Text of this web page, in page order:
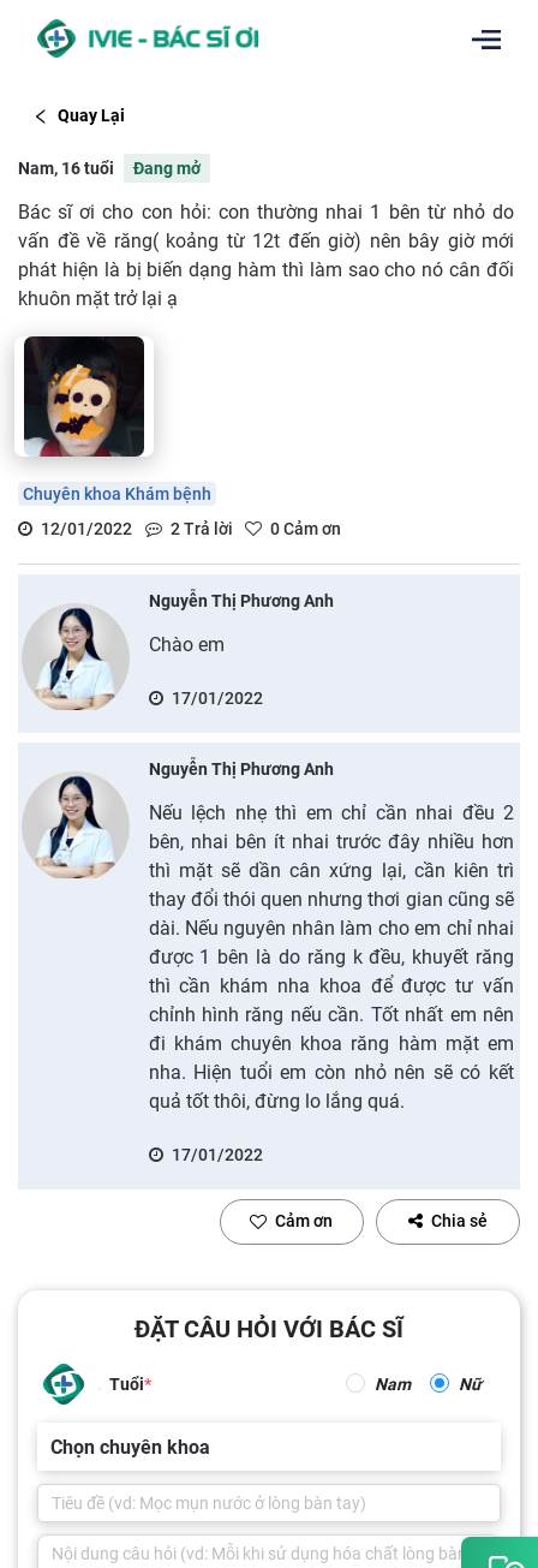
Quay Lại
Nam, 16 tuổi Đang mở
Bác sĩ ơi cho con hỏi: con thường nhai 1 bên từ nhỏ do
vấn đề về răng( koảng từ 12t đến giờ) nên bây giờ mới
phát hiện là bị biến dạng hàm thì làm sao cho nó cân đối
khuôn mặt trở lại ạ
Chuyên khoa Khám bệnh
12/01/2022
2Trả lời 0Cảm ơn
Nguyễn Thị Phương Anh
Chào em
17/01/2022
Nguyễn Thị Phương Anh
Nếu lệch nhẹ thì em chỉ cần nhai đều 2
bên, nhai bên ít nhai trước đây nhiều hơn
thì mặt sẽ dần cân xứng lại, cần kiên trì
thay đổi thói quen nhưng thơi gian cũng sẽ
dài. Nếu nguyên nhân làm cho em chỉ nhai
được 1 bên là do răng k đều, khuyết răng
thì cần khám nha khoa để được tư vấn
chỉnh hình răng nếu cần. Tốt nhất em nên
đi khám chuyên khoa răng hàm mặt em
nha. Hiện tuổi em còn nhỏ nên sẽ có kết
quả tốt thôi, đừng lo lắng quá.
17/01/2022
Cảm ơn Chia sẻ
ĐẶT CÂU HỎI VỚI BÁC SĨ
Tuổi Nam Nữ
Chọn chuyên khoa